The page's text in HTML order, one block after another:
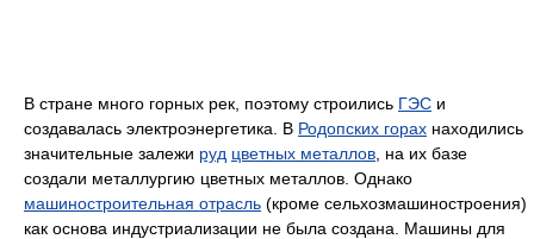
В стране много горных рек, поэтому строились ГЭС и
создавалась электроэнергетика. В Родопских горах находились
значительные залежи руд цветных металлов , на их базе
создали металлургию цветных металлов. Однако
машиностроительная отрасль (кроме сельхозмашиностроения)
как основа индустриализации не была создана. Машины для